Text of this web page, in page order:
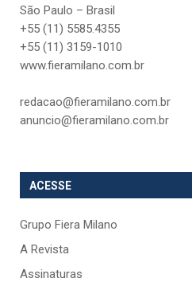
São Paulo – Brasil
+55 (11) 5585.4355
+55 (11) 3159-1010
www.fieramilano.com.br
redacao@fieramilano.com.br
anuncio@fieramilano.com.br
ACESSE
Grupo Fiera Milano
A Revista
Assinaturas